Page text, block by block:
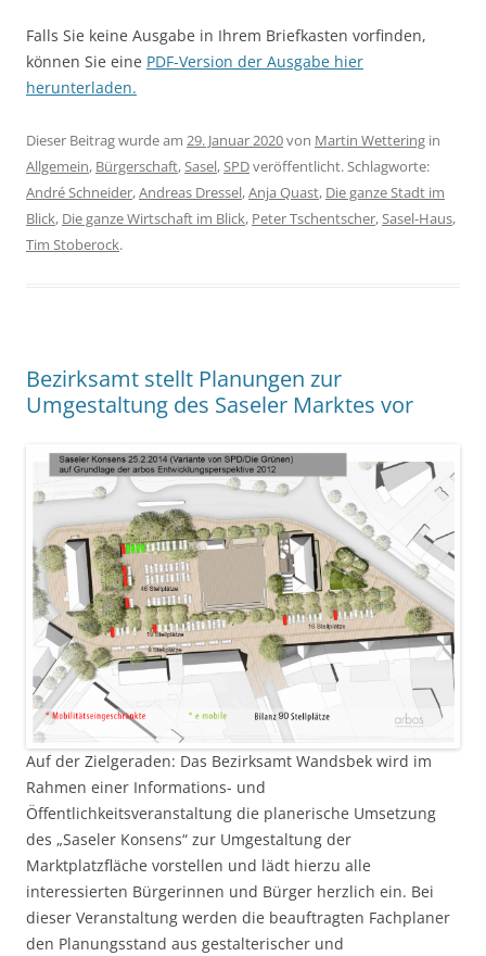
Falls Sie keine Ausgabe in Ihrem Briefkasten vorfinden,
können Sie eine PDF-Version der Ausgabe hier
herunterladen.
Dieser Beitrag wurde am 29. Januar 2020von Martin Wettering in
Allgemein, Bürgerschaft,Sasel,SPDveröffentlicht. Schlagworte:
André Schneider,Andreas Dressel,Anja Quast, Die ganze Stadt im
Blick, Die ganze Wirtschaft im Blick, Peter Tschentscher,Sasel-Haus,
Tim Stoberock.
Bezirksamt stellt Planungen zur
Umgestaltung des Saseler Marktes vor
Auf der Zielgeraden: Das Bezirksamt Wandsbek wird im
Rahmen einer Informations- und
Öffentlichkeitsveranstaltung die planerische Umsetzung
des „Saseler Konsens“ zur Umgestaltung der
Marktplatzfläche vorstellen und lädt hierzu alle
interessierten Bürgerinnen und Bürger herzlich ein. Bei
dieser Veranstaltung werden die beauftragten Fachplaner
den Planungsstand aus gestalterischer und